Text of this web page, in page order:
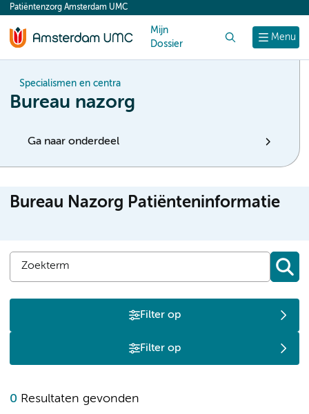
content
Menu
Patiëntenzorg Amsterdam UMC
Mijn
Dossier
Specialismen en centra
Bureau nazorg
Ga naar onderdeel
Bureau Nazorg Patiënteninformatie
Filter op
Filter op
0 Resultaten gevonden